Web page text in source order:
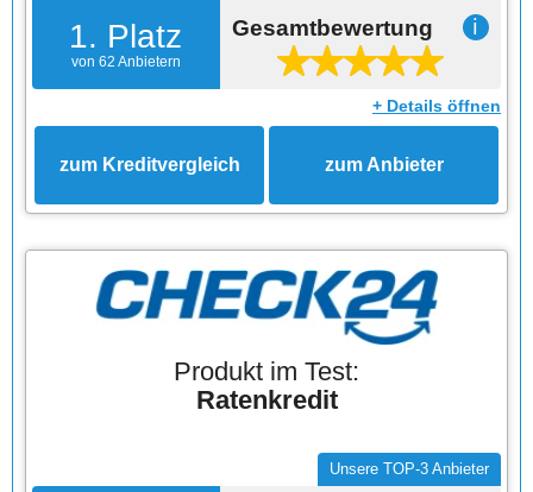
1. Platz
von 62 Anbietern
Gesamtbewertung ℹ
+ Details öffnen
zum Kreditvergleich zum Anbieter
Produkt im Test:
Ratenkredit
Unsere TOP-3 Anbieter